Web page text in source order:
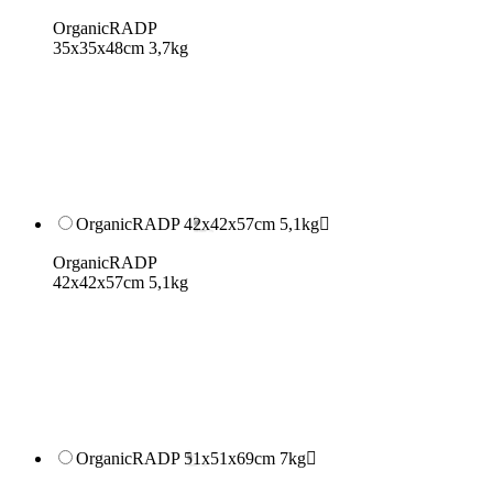
OrganicRADP
35x35x48cm 3,7kg
OrganicRADP 42x42x57cm 5,1kg
OrganicRADP
42x42x57cm 5,1kg
OrganicRADP 51x51x69cm 7kg